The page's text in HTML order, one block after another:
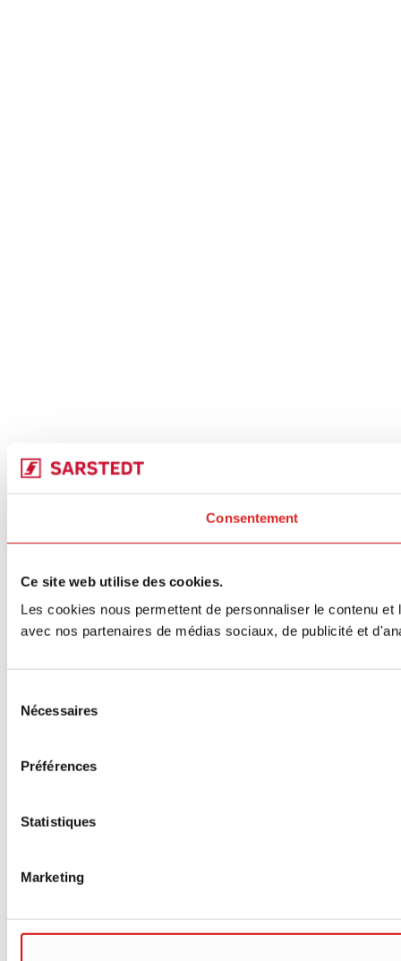
Consentement
Ce site web utilise des cookies.
Les cookies nous permettent de personnaliser le contenu
avec nos partenaires de médias sociaux, de publicité et
Nécessaires
Préférences
Statistiques
Marketing